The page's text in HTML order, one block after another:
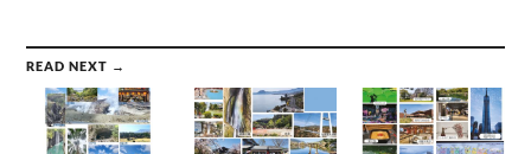
READ NEXT →